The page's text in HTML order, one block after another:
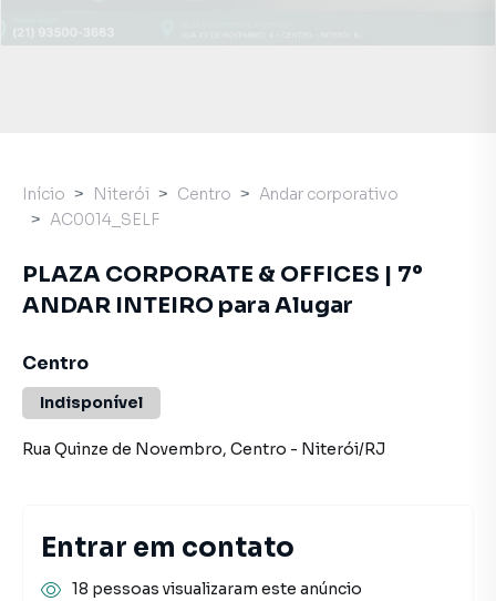
Início Niterói Centro
Andar corporativo
AC0014_SELF
PLAZA CORPORATE & OFFICES | 7º
ANDAR INTEIRO para Alugar
Centro
Indisponível
Rua Quinze de Novembro, Centro - Niterói/RJ
Entrar em contato
18 pessoas visualizaram este anúncio